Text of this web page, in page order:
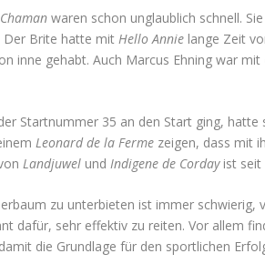
Chaman waren schon unglaublich schnell.
Der Brite hatte mit Hello Annie lange Zeit
inne gehabt. Auch Marcus Ehning war mit
Startnummer 35 an den Start ging,
Leonard de la Ferme zeigen, dass mit
Landjuwel undIndigene de Cordayist seit
zu unterbieten ist immer schwierig,
dafür, sehr effektiv zu reiten. Vor allem
die Grundlage für den sportlichen